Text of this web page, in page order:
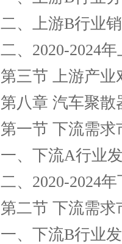
二、上游B行业
二、2020-2024
第三节 上游产
第八章 汽车聚
第一节 下流需求
一、下流A行业
二、2020-2024
第二节 下流需求
一、下流B行业